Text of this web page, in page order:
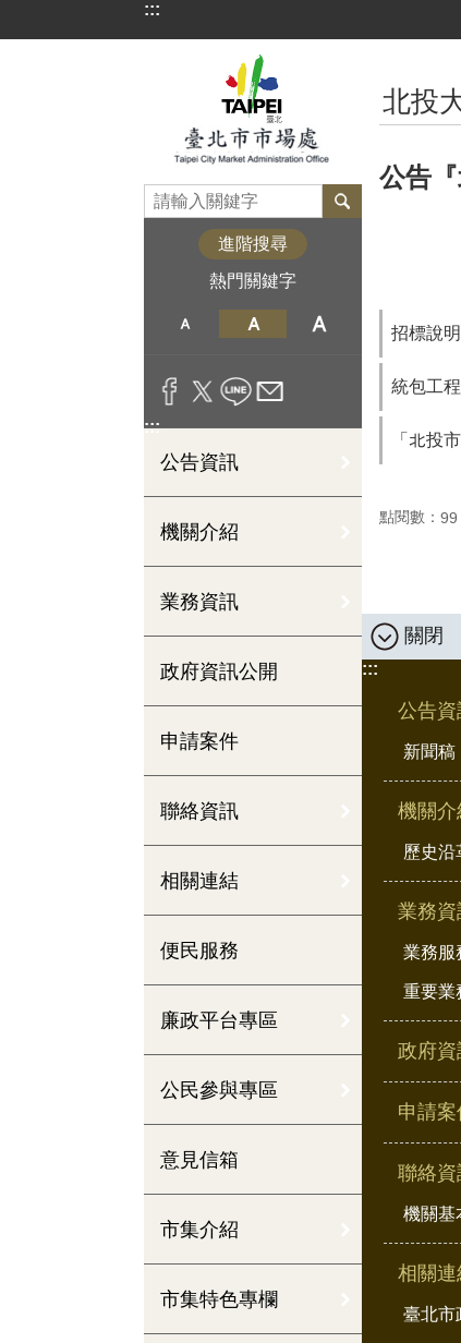
跳到主要內容區塊
:::
進階搜尋
熱門關鍵字
:::
公告資訊
機關介紹
業務資訊
政府資訊公開
申請案件
聯絡資訊
相關連結
便民服務
廉政平台專區
公民參與專區
意見信箱
市集介紹
市集特色專欄
北投
公告
招標說
統包工
「北投
點閱數： 99
關閉
:::
公告資
新聞稿
機關介
歷史沿
業務資
業務服
重要業
政府資
申請案
聯絡資
機關基
相關連
臺北市